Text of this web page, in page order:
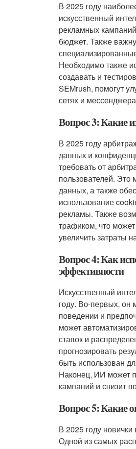
В 2025 году
искусственный
рекламных
бюджет. Также
Необходимо также
создавать и
SEMrush, помогут
сетях и
Вопрос 3: Какие
В 2025 году
данных и
требовать от
пользователей. Это
данных, а также
использование
рекламы. Также
трафиком, что
увеличить затраты
Вопрос 4: Как
эффективности
Искусственный
году. Во-первых, он
поведении и
может
ставок и
прогнозировать
быть использован
Наконец, ИИ может
кампаний и снизит
Вопрос 5: Какие
В 2025 году
Одной из самых